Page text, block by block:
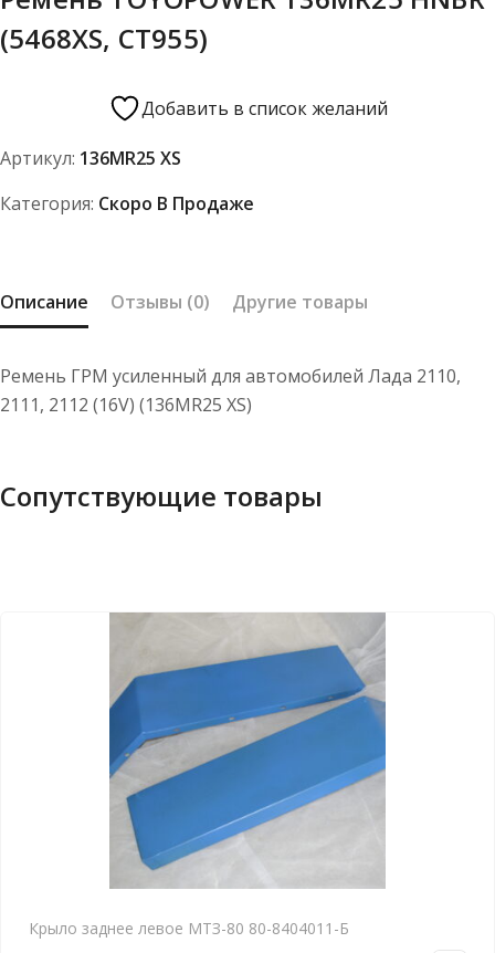
(5468XS, CT955)
Добавить в список желаний
Артикул: 136MR25 XS
Категория: Скоро В Продаже
Описание Отзывы (0) Другие товары
Ремень ГРМ усиленный для автомобилей Лада 2110,
2111, 2112 (16V) (136MR25 XS)
Сопутствующие товары
Крыло заднее левое МТЗ-80 80-8404011-Б